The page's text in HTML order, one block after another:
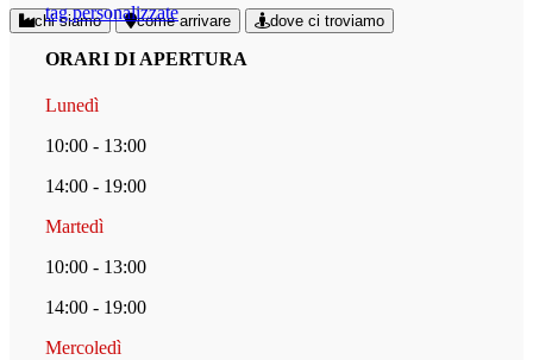
chi siamo come arrivare dove ci troviamo
tag personalizzate
ORARI DI APERTURA
Lunedì
10:00 - 13:00
14:00 - 19:00
Martedì
10:00 - 13:00
14:00 - 19:00
Mercoledì